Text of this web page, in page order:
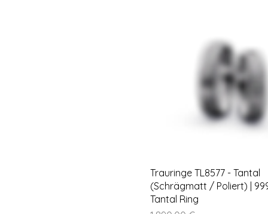
Trauringe TL8577 - Tantal
(Schrägmatt / Poliert) |
Tantal Ring